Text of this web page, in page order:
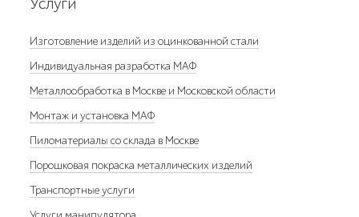
Изготовление изделий из оцинкованной стали
Индивидуальная разработка МАФ
Металлообработка в Москве и Московской области
Монтаж и установка МАФ
Пиломатериалы со склада в Москве
Порошковая покраска металлических изделий
Транспортные услуги